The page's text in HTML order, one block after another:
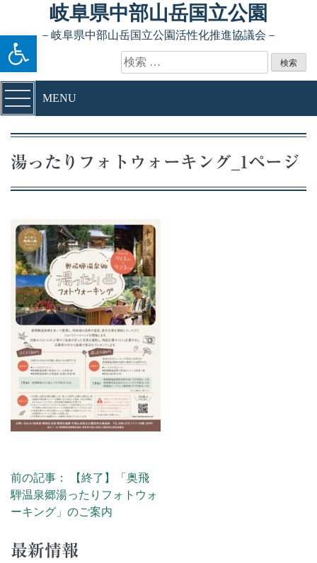
ツールバーを開く
Skip to content岐阜県中部山岳国立公園
－岐阜県中部山岳国立公園活性化推進協議会－
検索:
MENU
湯ったりフォトウォーキング_1ページ
投稿ナビゲーション
前の記事： 【終了】「奥飛
騨温泉郷湯ったりフォトウォ
ーキング」のご案内
最新情報